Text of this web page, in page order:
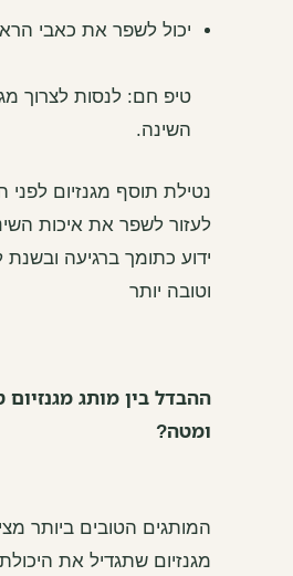
יכול לשפר את כאבי
טיפ חם: לנסות לצרוך
השינה.
נטילת תוסף מגנזיום לפני
לעזור לשפר את איכות
ידוע כתומך ברגיעה ובשנת
וטובה יותר
ההבדל בין מותג מגנזיום
ומטה?
המותגים הטובים ביותר
מגנזיום שתגדיל את